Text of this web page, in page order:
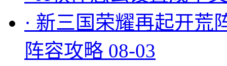
· 新三国荣耀再起开荒
阵容攻略 08-03